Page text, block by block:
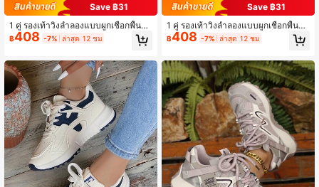
Save ฿31
1 คู่ รองเท้าวิ่งลำลองแบบผูกเชือกพื้นห
นาเสริมส้นระบายอากาศได้ดีสำหรับเล่
นกีฬา, รองเท้าผ้าใบ
฿408 -7% ล่าสุด 12 ชม
Save ฿31
1 คู่ รองเท้าวิ่งลำลองแบบผูกเชือกพื้นห
นาเสริมเบาะลมระบายอากาศ สไตล์สป
อร์ต, รองเท้าผ้าใบ
฿408 -7% ล่าสุด 12 ชม